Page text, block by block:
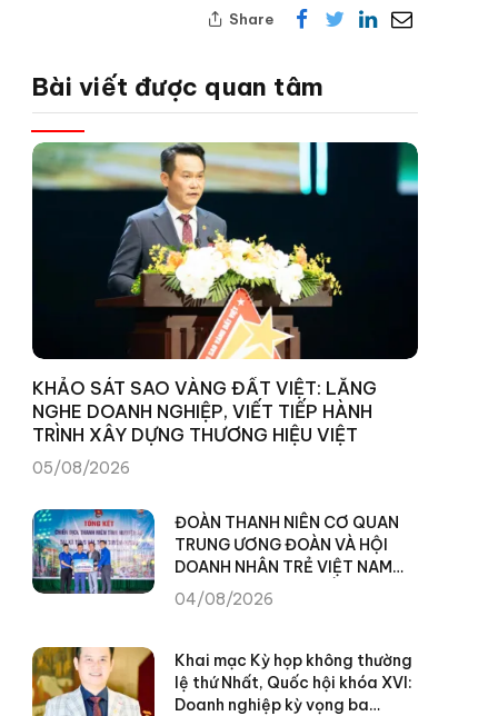
Share
Bài viết được quan tâm
KHẢO SÁT SAO VÀNG ĐẤT VIỆT: LẮNG
NGHE DOANH NGHIỆP, VIẾT TIẾP HÀNH
TRÌNH XÂY DỰNG THƯƠNG HIỆU VIỆT
05/08/2026
ĐOÀN THANH NIÊN CƠ QUAN
TRUNG ƯƠNG ĐOÀN VÀ HỘI
DOANH NHÂN TRẺ VIỆT NAM
TRAO TẶNG 100 SUẤT QUÀ
CHO NHÂN DÂN XÃ TÙNG VÀI
04/08/2026
Khai mạc Kỳ họp không thường
lệ thứ Nhất, Quốc hội khóa XVI:
Doanh nghiệp kỳ vọng ba